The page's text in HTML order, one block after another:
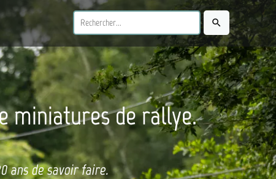
miniatures de rallye.
ans de savoir faire.
search